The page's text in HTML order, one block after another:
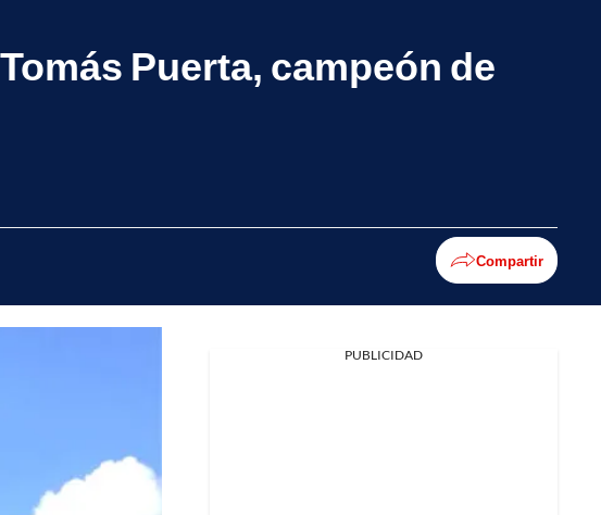
Puerta, campeón de
Compartir
PUBLICIDAD